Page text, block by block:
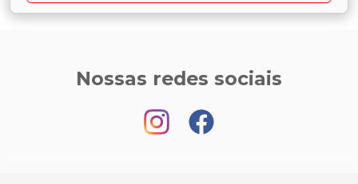
Nossas redes sociais